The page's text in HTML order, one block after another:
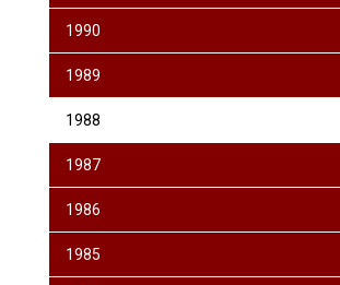
1990
1989
1988
1987
1986
1985